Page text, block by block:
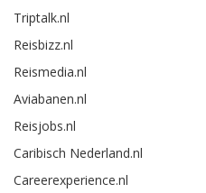
Triptalk.nl
Reisbizz.nl
Reismedia.nl
Aviabanen.nl
Reisjobs.nl
Caribisch Nederland.nl
Careerexperience.nl